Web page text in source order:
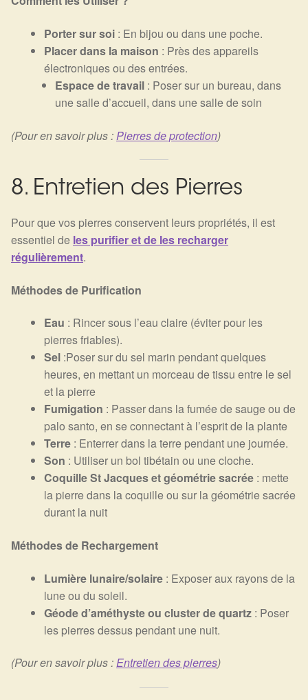
Porter sur soi : En bijou ou dans une poche.
Placer dans la maison : Près des appareils
électroniques ou des entrées.
Espace de travail : Poser sur un bureau, dans
une salle d’accueil, dans une salle de soin
(Pour en savoir plus :Pierres de protection)
8. Entretien des Pierres
Pour que vos pierres conservent leurs propriétés, il est
essentiel de les purifier et de les recharger
régulièrement.
Méthodes de Purification
Eau : Rincer sous l’eau claire (éviter pour les
pierres friables).
Sel :Poser sur du sel marin pendant quelques
heures, en mettant un morceau de tissu entre le sel
et la pierre
Fumigation : Passer dans la fumée de sauge ou de
palo santo, en se connectant à l’esprit de la plante
Terre : Enterrer dans la terre pendant une journée.
Son : Utiliser un bol tibétain ou une cloche.
Coquille St Jacques et géométrie sacrée : mette
la pierre dans la coquille ou sur la géométrie sacrée
durant la nuit
Méthodes de Rechargement
Lumière lunaire/solaire : Exposer aux rayons de la
lune ou du soleil.
Géode d’améthyste ou cluster de quartz : Poser
les pierres dessus pendant une nuit.
(Pour en savoir plus :Entretien des pierres)